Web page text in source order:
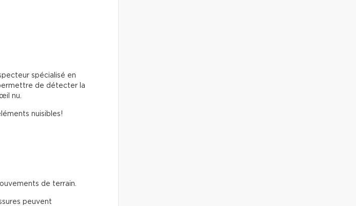
spécialisé en
de détecter la
nu.
nuisibles!
de terrain.
peuvent